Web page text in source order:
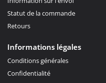
Statut de la commande
Retours
Informations légales
Conditions générales
Confidentialité